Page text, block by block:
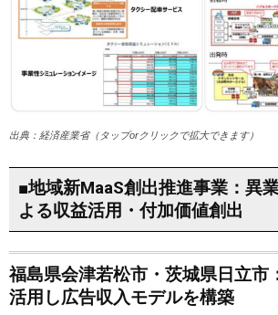
出典：経済産業省（タップorクリックで拡大できます）
■地域新MaaS創出推進事業：異
よる収益活用・付加価値創出
福島県会津若松市・茨城県日立市
活用し広告収入モデルを構築